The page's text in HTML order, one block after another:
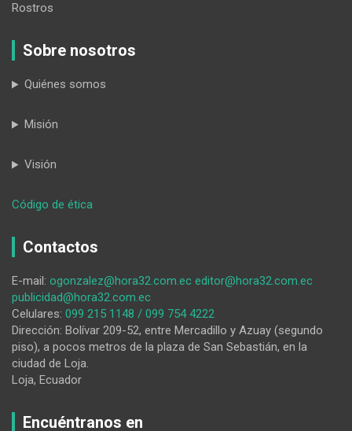
Rostros
Sobre nosotros
Quiénes somos
Misión
Visión
Código de ética
propuesta
cambio
de
fecha
del
FIAVL
Contactos
E-mail: ogonzalez@hora32.com.ec editor@hora32.com.ec
publicidad@hora32.com.ec
Celulares: 099 215 1148 / 099 754 4222
Dirección: Bolívar 209-52, entre Mercadillo y Azuay (segundo
piso), a pocos metros de la plaza de San Sebastián, en la
ciudad de Loja.
Loja, Ecuador
Encuéntranos en